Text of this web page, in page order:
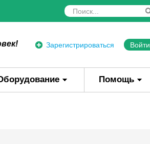
Зарегистрироваться Войти
Помощь